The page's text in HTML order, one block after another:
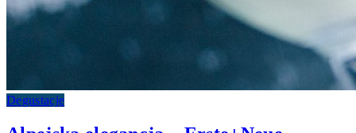
Degustacje